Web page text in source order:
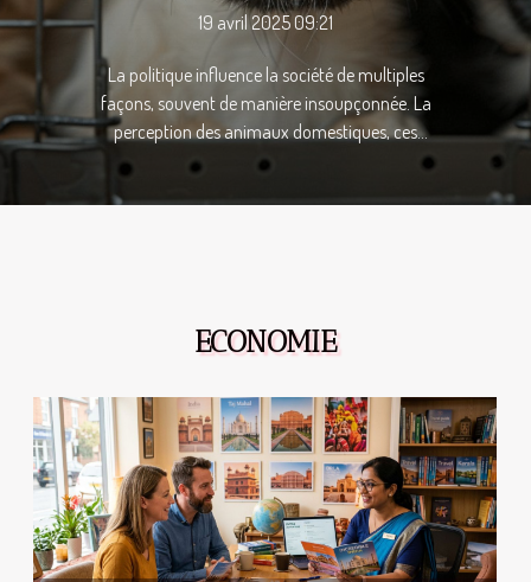
19 avril 2025 09:21
La politique influence la société de multiples
façons, souvent de manière insoupçonnée. La
perception des animaux domestiques, ces
compagnons à quatre pattes qui enrichissent
complexe entre la politique et la domesticité
animale. L'influence législative sur les droits des
relativement récente, se trouve aujourd'hui au
cœur de nombreuses discussions politiques. La
législation, élaborée par des figures d'autorité
telles que les législateurs et les juristes spécialisés,
joue un rôle déterminant dans la définition et la...
ECONOMIE